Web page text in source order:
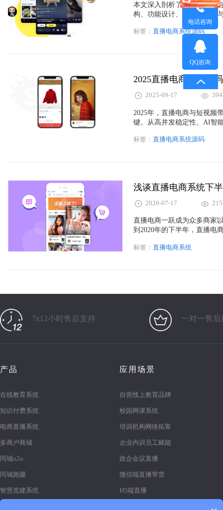
本文深入剖析了品牌、商超
构、功能设计、AI智能推荐
过模块化架构打造高扩展性
户体验与转化率。适合关注
标签： 直播电商系统源码
2025直播电商系统源
2025-09-17 394
2025年，直播电商与短视频
键。从高并发稳定性、AI智
拟主播等创新玩法。未来，
标签： 直播电商系统源码
浅谈直播电商系统下
2020-07-17
直播电商一跃成为众多商家
到2020年的下半年，直播电
标签： 直播电商系统
电话咨询
QQ咨询
7x12小时售后支持 一对一售后
产品
在线教育系统
知识付费系统
电商直播系统
多商户商城
同城o2o
同城跑腿
智慧党建系统
应用场景
自营线上教育品牌
校园网课系统
培训机构网络拓客
企业内训员工赋能
政企会议直播
微信端直播带货
H5端直播